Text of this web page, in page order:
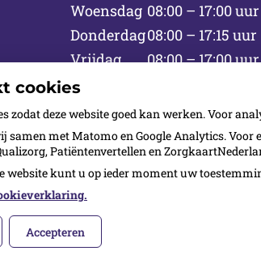
Woensdag 08:00 – 17:00 uur
Donderdag08:00 – 17:15 uur
Vrijdag
08:00 – 17:00 uur
Zaterdag
Zondag
Gesloten
Contact
cookies
zodat deze website goed kan werken. Voor
met Matomo en Google Analytics.
Patiëntenvertellen en
website kunt u op ieder moment uw
Accepteren